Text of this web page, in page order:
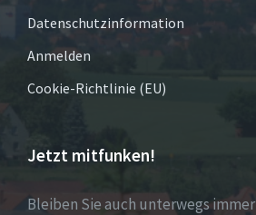
Datenschutzinformation
Anmelden
Cookie-Richtlinie (EU)
Jetzt mitfunken!
Bleiben Sie auch unterwegs